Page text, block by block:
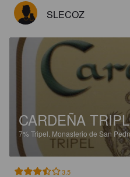
SLECOZ
CARDEÑA
7% Tripel. Monasterio de San
3.5